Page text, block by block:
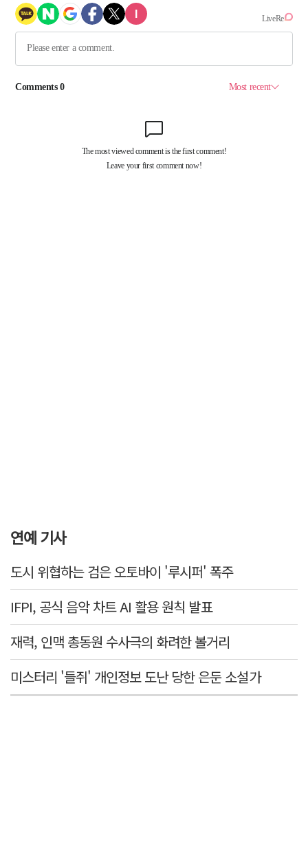
연예 기사
도시 위협하는 검은 오토바이 '루시퍼' 폭주
IFPI, 공식 음악 차트 AI 활용 원칙 발표
재력, 인맥 총동원 수사극의 화려한 볼거리
미스터리 '들쥐' 개인정보 도난 당한 은둔 소설가